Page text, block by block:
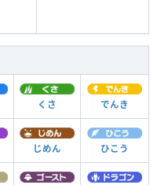
くさ でんき
じめん ひこう